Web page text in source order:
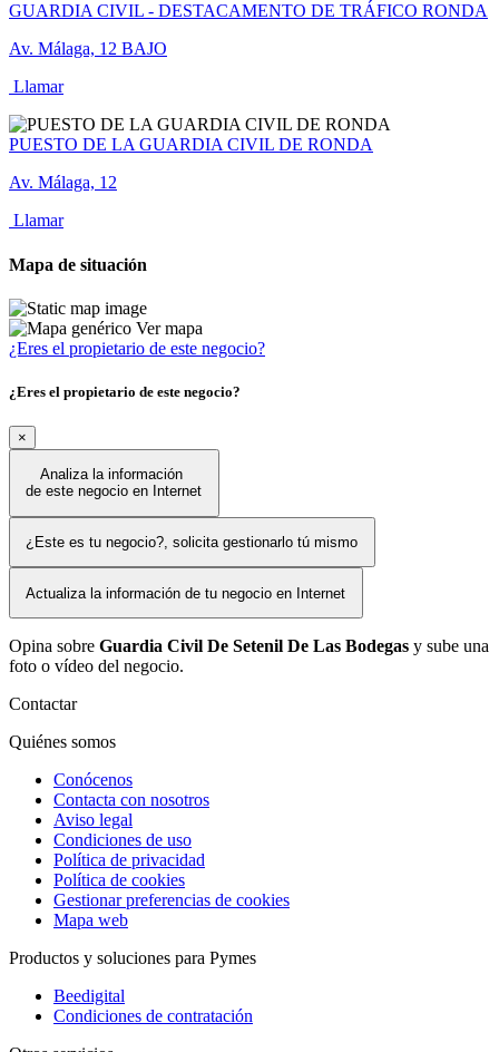
GUARDIA CIVIL - DESTACAMENTO DE TRÁFICO RONDA
Av. Málaga, 12 BAJO
Llamar
PUESTO DE LA GUARDIA CIVIL DE RONDA
Av. Málaga, 12
Llamar
Mapa de situación
Ver mapa
¿Eres el propietario de este negocio?
¿Eres el propietario de este negocio?
×
Analiza la información
de este negocio en Internet
¿Este es tu negocio?, solicita gestionarlo tú mismo
Actualiza la información de tu negocio en Internet
Opina sobre Guardia Civil De Setenil De Las Bodegas y sube una
foto o vídeo del negocio.
Contactar
Quiénes somos
Conócenos
Contacta con nosotros
Aviso legal
Condiciones de uso
Política de privacidad
Política de cookies
Gestionar preferencias de cookies
Mapa web
Productos y soluciones para Pymes
Beedigital
Condiciones de contratación